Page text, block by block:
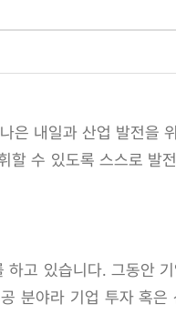
내일과 산업 발전을
수 있도록 스스로 발
하고 있습니다. 그동안
분야라 기업 투자 혹은